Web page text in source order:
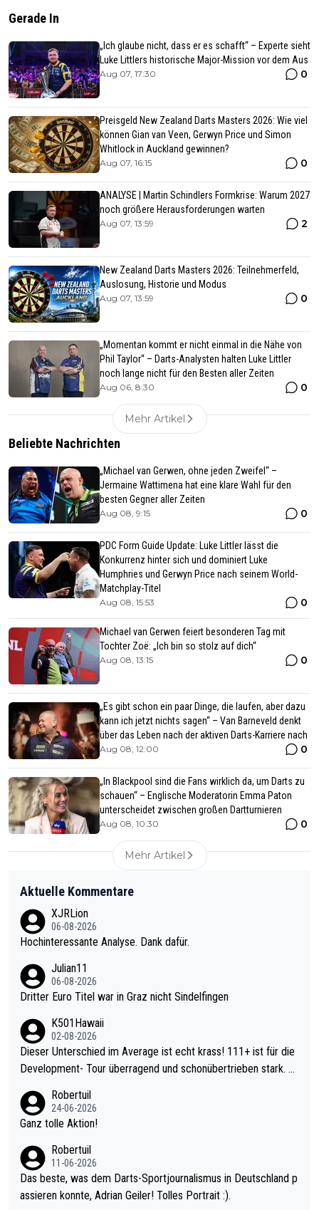
Gerade In
„Ich glaube nicht, dass er es schafft“ – Experte sieht
Luke Littlers historische Major-Mission vor dem Aus
Aug 07, 17:30 0
Preisgeld New Zealand Darts Masters 2026: Wie viel
können Gian van Veen, Gerwyn Price und Simon
Whitlock in Auckland gewinnen?
Aug 07, 16:15 0
ANALYSE | Martin Schindlers Formkrise: Warum 2027
noch größere Herausforderungen warten
Aug 07, 13:59 2
New Zealand Darts Masters 2026: Teilnehmerfeld,
Auslosung, Historie und Modus
Aug 07, 13:59 0
„Momentan kommt er nicht einmal in die Nähe von
Phil Taylor“ – Darts-Analysten halten Luke Littler
noch lange nicht für den Besten aller Zeiten
Aug 06, 8:30 0
Mehr Artikel
Beliebte Nachrichten
„Michael van Gerwen, ohne jeden Zweifel“ –
Jermaine Wattimena hat eine klare Wahl für den
besten Gegner aller Zeiten
Aug 08, 9:15 0
PDC Form Guide Update: Luke Littler lässt die
Konkurrenz hinter sich und dominiert Luke
Humphries und Gerwyn Price nach seinem World-
Matchplay-Titel
Aug 08, 15:53 0
Michael van Gerwen feiert besonderen Tag mit
Tochter Zoë: „Ich bin so stolz auf dich“
Aug 08, 13:15 0
„Es gibt schon ein paar Dinge, die laufen, aber dazu
kann ich jetzt nichts sagen“ – Van Barneveld denkt
über das Leben nach der aktiven Darts-Karriere nach
Aug 08, 12:00 0
„In Blackpool sind die Fans wirklich da, um Darts zu
schauen“ – Englische Moderatorin Emma Paton
unterscheidet zwischen großen Dartturnieren
Aug 08, 10:30 0
Mehr Artikel
Aktuelle Kommentare
XJRLion
06-08-2026
Hochinteressante Analyse. Dank dafür.
Julian11
06-08-2026
Dritter Euro Titel war in Graz nicht Sindelfingen
K501Hawaii
02-08-2026
Dieser Unterschied im Average ist echt krass! 111+ ist für die
Development- Tour überragend und schonübertrieben stark. U
mal 40+ erst recht. Da gewinnst keinen Blumentopf - ist ja noc
h krasser wie ein Pokalspiel eines Kreisligisten vs einem Bund
Robertuil
24-06-2026
Ganz tolle Aktion!
Robertuil
11-06-2026
Das beste, was dem Darts-Sportjournalismus in Deutschland p
assieren konnte, Adrian Geiler! Tolles Portrait :).